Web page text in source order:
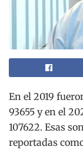
En el 2019
93655 y en el
107622. Esas
reportadas